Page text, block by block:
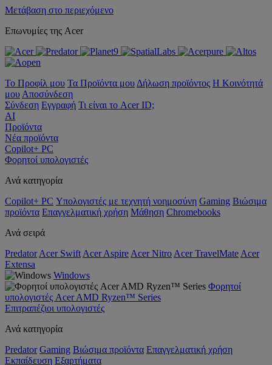
Μετάβαση στο περιεχόμενο
Επωνυμίες της Acer
Το Προφίλ μου Τα Προϊόντα μου Δήλωση προϊόντος Η Κοινότητά
μου Αποσύνδεση
Σύνδεση Εγγραφή Τι είναι το Acer ID;
AI
Προϊόντα
Νέα προϊόντα
Copilot+ PC
Φορητοί υπολογιστές
Ανά κατηγορία
Copilot+ PC Υπολογιστές με τεχνητή νοημοσύνη Gaming Βιώσιμα
προϊόντα Επαγγελματική χρήση Μάθηση Chromebooks
Ανά σειρά
Predator Acer Swift Acer Aspire Acer Nitro Acer TravelMate Acer
Extensa
Windows
Φορητοί
υπολογιστές Acer AMD Ryzen™ Series
Επιτραπέζιοι υπολογιστές
Ανά κατηγορία
Predator Gaming Βιώσιμα προϊόντα Επαγγελματική χρήση
Εκπαίδευση Εξαρτήματα